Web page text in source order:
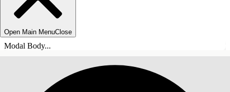
Open Main MenuClose
Modal Body...